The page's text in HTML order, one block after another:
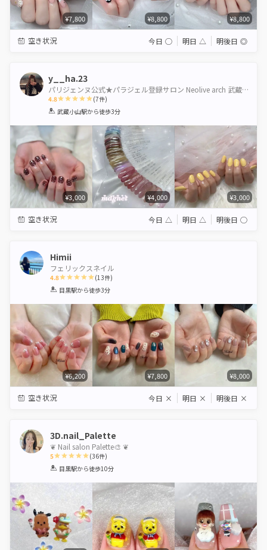
¥7,800 ¥8,800 ¥8,800
空き状況 今日 ◯ 明日 △ 明後日 ◎
y__ha.23
パリジェンヌ公式★パラジェル登録サロン Neolive arch 武蔵小山【ネオリーブアーチ】
4.8
1 2 3 4 5
(7件)
武蔵小山駅から徒歩3分
¥3,000 ¥4,000 ¥3,000
空き状況 今日 △ 明日 △ 明後日 ◯
Himii
フェリックスネイル
4.8
1 2 3 4 5
(13件)
目黒駅から徒歩3分
¥6,200 ¥7,800 ¥8,000
空き状況 今日 × 明日 × 明後日 ×
3D.nail_Palette
❦ Nail salon Palette🎨 ❦
5
1 2 3 4 5
(36件)
目黒駅から徒歩10分